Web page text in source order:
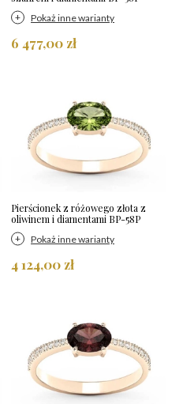
Pokaż inne warianty
6 477,00 zł
Pierścionek z różowego złota z
oliwinem i diamentami BP-58P
Pokaż inne warianty
4 124,00 zł